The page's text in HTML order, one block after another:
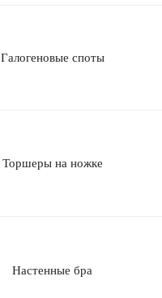
Галогеновые споты
Торшеры на ножке
Настенные бра